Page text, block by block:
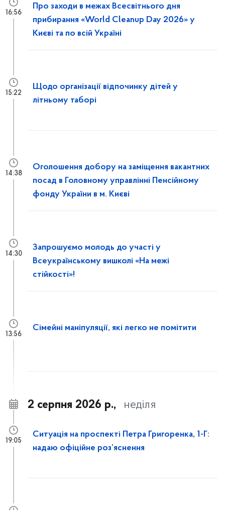
Про заходи в межах Всесвітнього дня
прибирання «World Cleanup Day 2026» у
Києві та по всій Україні
16:56
Щодо організації відпочинку дітей у
літньому таборі
15:22
Оголошення добору на заміщення вакантних
посад в Головному управлінні Пенсійному
фонду України в м. Києві
14:38
Запрошуємо молодь до участі у
Всеукраїнському вишколі «На межі
стійкості»!
14:30
Сімейні маніпуляції, які легко не помітити
13:56
2 серпня 2026 р., неділя
Ситуація на проспекті Петра Григоренка, 1-Г:
надаю офіційне роз’яснення
19:05